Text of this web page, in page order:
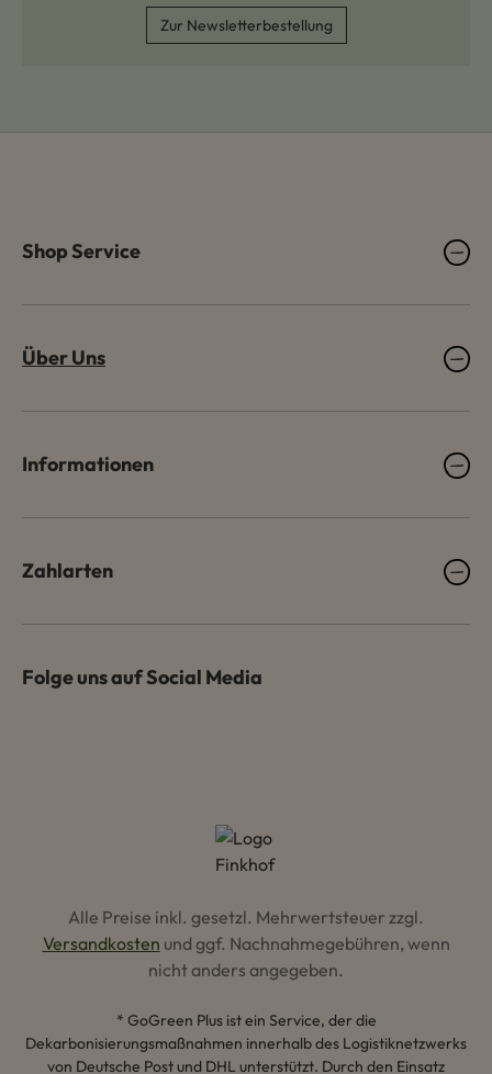
Zur Newsletterbestellung
Shop Service
Über Uns
Informationen
Zahlarten
Folge uns auf Social Media
Alle Preise inkl. gesetzl. Mehrwertsteuer zzgl.
Versandkosten und ggf. Nachnahmegebühren, wenn
nicht anders angegeben.
* GoGreen Plus ist ein Service, der die
Dekarbonisierungsmaßnahmen innerhalb des Logistiknetzwerks
von Deutsche Post und DHL unterstützt. Durch den Einsatz